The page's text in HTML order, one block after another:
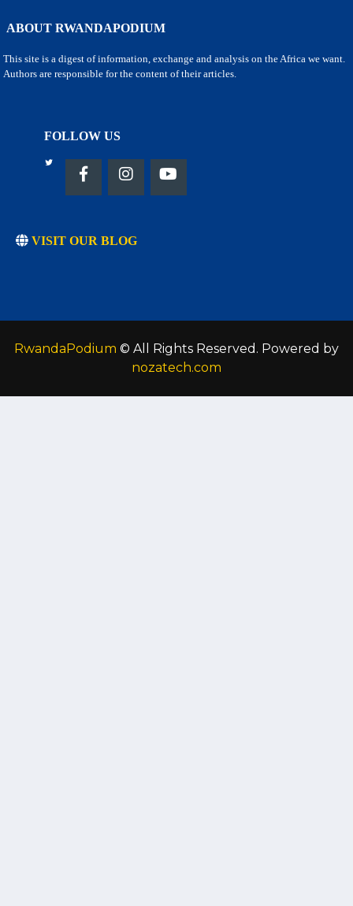
ABOUT RWANDAPODIUM
This site is a digest of information, exchange and analysis on the Africa we want.
Authors are responsible for the content of their articles.
FOLLOW US
VISIT OUR BLOG
RwandaPodium © All Rights Reserved. Powered by
nozatech.com